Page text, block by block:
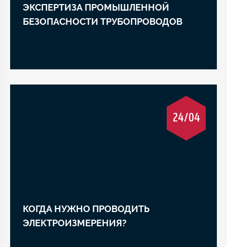
ЭКСПЕРТИЗА ПРОМЫШЛЕННОЙ
БЕЗОПАСНОСТИ ТРУБОПРОВОДОВ
24/04
КОГДА НУЖНО ПРОВОДИТЬ
ЭЛЕКТРОИЗМЕРЕНИЯ?